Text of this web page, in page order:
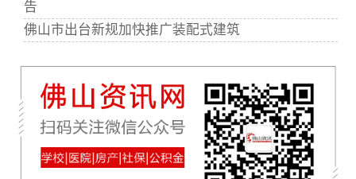
告
佛山市出台新规加快推广装配式建筑